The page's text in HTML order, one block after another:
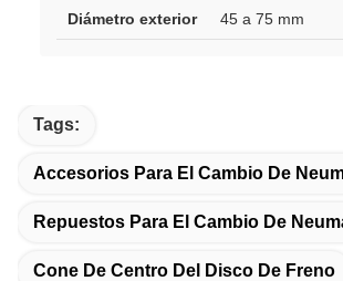
Diámetro exterior 45 a 75 mm
Tags:
Accesorios Para El Cambio De
Repuestos Para El Cambio De
Cone De Centro Del Disco De Freno